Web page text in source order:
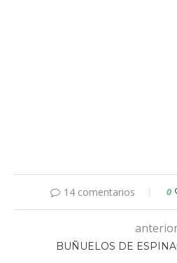
14 comentarios 0
BUÑUELOS DE